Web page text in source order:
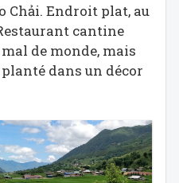
Chải. Endroit plat, au
cantine
de monde, mais
dans un décor